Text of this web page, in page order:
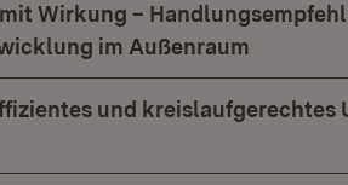
Wirkung –
im Außenraum
und kreislaufgerechtes